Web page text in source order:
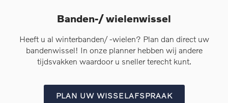
Banden-/ wielenwissel
Heeft u al winterbanden/ -wielen? Plan dan direct uw
bandenwissel! In onze planner hebben wij andere
tijdsvakken waardoor u sneller terecht kunt.
PLAN UW WISSELAFSPRAAK